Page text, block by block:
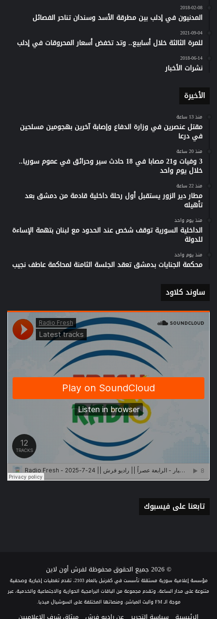
2018-02-08
المدنيون في إدلب بين مطرقة الأسد وسندان تناحر الفصائل
2021-09-04
للمرة الثالثة خلال أسابيع.. وتد تخفض أسعار المحروقات في إدلب
2018-06-14
نشرات الأخبار
الأخيرة
منذ 13 ساعة
مقتل عنصرين في وزارة الدفاع وإصابة آخرين بهجومين مسلحين
في درعا
منذ 20 ساعة
3 وفيات و21 مصابا في 18 حادث سير وحرائق في عموم سوريا..
خلال يوم واحد
منذ 22 ساعة
مطار دير الزور يستقبل أول رحلة داخلية قادمة من دمشق بعد
تأهيله
منذ يوم واحد
الداخلية السورية توقف شخص عند الحدود مع لبنان بتهمة الإساءة
للدولة
منذ يوم واحد
محكمة الجنايات بدمشق تعقد الجلسة الثامنة لمحاكمة عاطف نجيب
ساوند كلاود
تابعنا على فيسبوك
© 2026 جميع الحقوق محفوظة لفرش أون لاين
مؤسسة إعلامية سورية مستقلة تأسست في كفرنبل بالعام 2103، تقدم تغطيات إخبارية وصحفية
متنوعة على مدار الساعة، وتقدم مجموعة من الباقات البرامجية الحوارية والاجتماعية والخدمية، عبر
موجة الـ FM والبث المباشر، ومنصاتها المختلفة على السوشيال ميديا.